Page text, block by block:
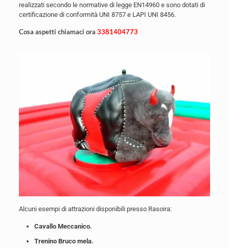
realizzati secondo le normative di legge EN14960 e sono dotati di
certificazione di conformità UNI 8757 e LAPI UNI 8456.
Cosa aspetti chiamaci ora 3381404773
Alcuni esempi di attrazioni disponibili presso Rasoira:
Cavallo Meccanico.
Trenino Bruco mela.